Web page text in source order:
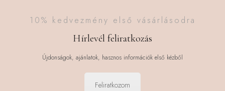
10% kedvezmény első vásárlásodra
Hírlevél feliratkozás
Újdonságok, ajánlatok, hasznos információk első kézből
Feliratkozom